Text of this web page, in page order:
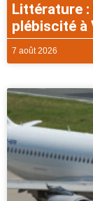
Littérature :
plébiscité à
7 août 2026